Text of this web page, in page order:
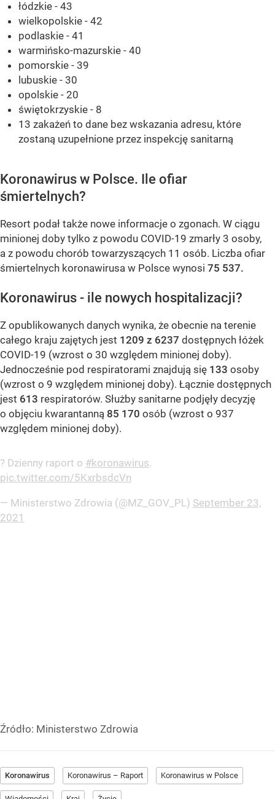
łódzkie - 43
wielkopolskie - 42
podlaskie - 41
warmińsko-mazurskie - 40
pomorskie - 39
lubuskie - 30
opolskie - 20
świętokrzyskie - 8
13 zakażeń to dane bez wskazania adresu, które
zostaną uzupełnione przez inspekcję sanitarną
Koronawirus w Polsce. Ile ofiar
śmiertelnych?
Resort podał także nowe informacje o zgonach. W ciągu
minionej doby tylko z powodu COVID-19 zmarły 3 osoby,
a z powodu chorób towarzyszących 11 osób. Liczba ofiar
śmiertelnych koronawirusa w Polsce wynosi 75 537.
Koronawirus - ile nowych hospitalizacji?
Z opublikowanych danych wynika, że obecnie na terenie
całego kraju zajętych jest 1209 z 6237 dostępnych łóżek
COVID-19 (wzrost o 30 względem minionej doby).
Jednocześnie pod respiratorami znajdują się 133 osoby
(wzrost o 9 względem minionej doby). Łącznie dostępnych
jest 613 respiratorów. Służby sanitarne podjęły decyzję
o objęciu kwarantanną 85 170 osób (wzrost o 937
względem minionej doby).
? Dzienny raport o #koronawirus.
pic.twitter.com/5KxrbsdcVn
— Ministerstwo Zdrowia (@MZ_GOV_PL) September 23,
2021
Źródło: Ministerstwo Zdrowia
Koronawirus Koronawirus – Raport Koronawirus w Polsce